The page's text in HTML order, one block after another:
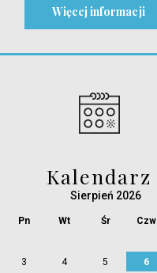
Więcej informacji
Kalendarz
Sierpień 2026
Pn Wt Śr Czw
3 4 5 6